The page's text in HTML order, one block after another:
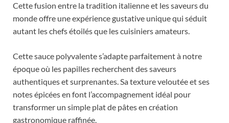
Cette fusion entre la tradition italienne et les saveurs du
monde offre une expérience gustative unique qui séduit
autant les chefs étoilés que les cuisiniers amateurs.
Cette sauce polyvalente s’adapte parfaitement à notre
époque où les papilles recherchent des saveurs
authentiques et surprenantes. Sa texture veloutée et ses
notes épicées en font l’accompagnement idéal pour
transformer un simple plat de pâtes en création
gastronomique raffinée.